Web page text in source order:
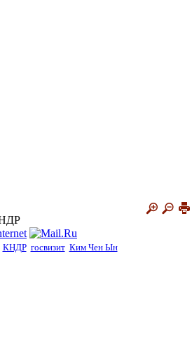
КНДР госвизит Ким Чен Ын